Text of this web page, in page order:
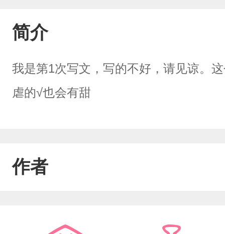
简介
我是第1次写文，写的不好，请见谅。
虐的√也会有甜
作者